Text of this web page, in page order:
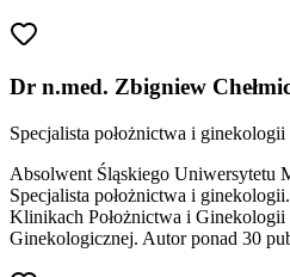
Dr n.med. Zbigniew
Specjalista położnictwa i ginekologii
Absolwent Śląskiego Uniwersytetu
Specjalista położnictwa i
Klinikach Położnictwa i
Ginekologicznej. Autor ponad 30